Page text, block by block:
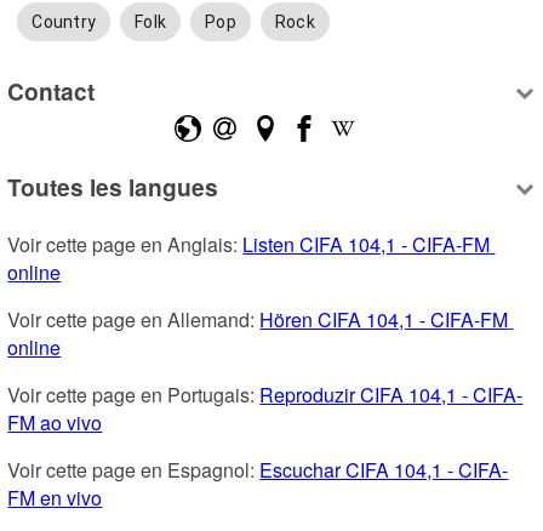
Country Folk Pop Rock
Contact
Toutes les langues
Voir cette page en Anglais: Listen CIFA 104,1 - CIFA-FM
online
Voir cette page en Allemand: Hören CIFA 104,1 - CIFA-FM
online
Voir cette page en Portugais: Reproduzir CIFA 104,1 - CIFA-
FM ao vivo
Voir cette page en Espagnol: Escuchar CIFA 104,1 - CIFA-
FM en vivo